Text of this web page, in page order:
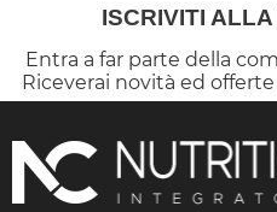
ISCRIVITI
Entra a far parte della
Riceverai novità ed